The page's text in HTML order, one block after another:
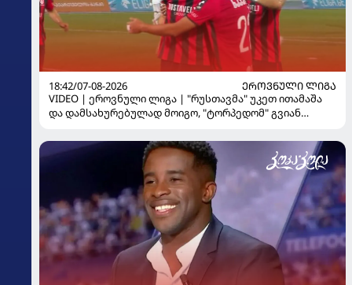
18:42/07-08-2026
ᲔᲠᲝᲕᲜᲣᲚᲘ ᲚᲘᲒᲐ
VIDEO | ეროვნული ლიგა | "რუსთავმა" უკეთ ითამაშა
და დამსახურებულად მოიგო, "ტორპედომ" გვიან